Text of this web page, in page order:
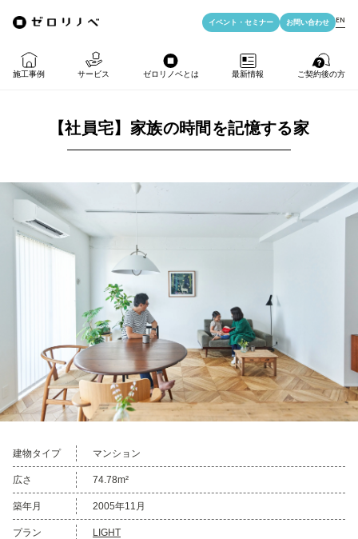
施工事例 サービス
物件購入＋リノベ
物件購入
売却・住み替え
法人向けリノベ
リノベ料金プラン
ゼロリノベとは
ゼロリノベの特徴
ゼロリノベの安心予算
満足度アンケート
メディア掲載
最新情報
イベント・セミナー
資料ダウンロード
よくある質問
ご契約後の方
LIFE PASSPORT
イベント・ セミナー お問い合わせ EN
【社員宅】家族の時間を記憶する家
建物タイプ マンション
広さ 74.78m²
築年月 2005年11月
プラン LIGHT